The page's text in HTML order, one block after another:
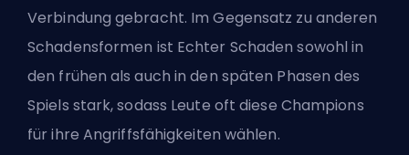
Verbindung gebracht. Im Gegensatz zu anderen
Schadensformen ist Echter Schaden sowohl in
den frühen als auch in den späten Phasen des
Spiels stark, sodass Leute oft diese Champions
für ihre Angriffsfähigkeiten wählen.